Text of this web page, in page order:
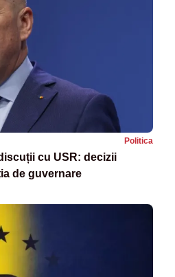
Politica
cu USR: decizii
de guvernare